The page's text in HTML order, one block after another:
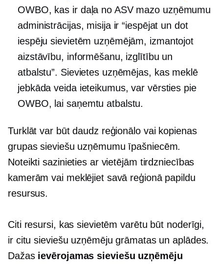
OWBO, kas ir daļa no ASV mazo uzņēmumu
administrācijas, misija ir “iespējat un dot
iespēju sievietēm uzņēmējām, izmantojot
aizstāvību, informēšanu, izglītību un
atbalstu”. Sievietes uzņēmējas, kas meklē
jebkāda veida ieteikumus, var vērsties pie
OWBO, lai saņemtu atbalstu.
Turklāt var būt daudz reģionālo vai kopienas
grupas sieviešu uzņēmumu īpašniecēm.
Noteikti sazinieties ar vietējām tirdzniecības
kamerām vai meklējiet savā reģionā papildu
resursus.
Citi resursi, kas sievietēm varētu būt noderīgi,
ir citu sieviešu uzņēmēju grāmatas un aplādes.
Dažas ievērojamas sieviešu uzņēmēju